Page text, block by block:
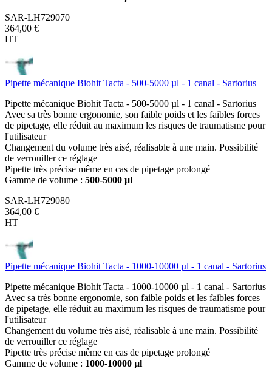
SAR-LH729070
364,00 €
HT
Pipette mécanique Biohit Tacta - 500-5000 µl - 1 canal - Sartorius
Pipette mécanique Biohit Tacta - 500-5000 µl - 1 canal - Sartorius
Avec sa très bonne ergonomie, son faible poids et les faibles forces
de pipetage, elle réduit au maximum les risques de traumatisme pour
l'utilisateur
Changement du volume très aisé, réalisable à une main. Possibilité
de verrouiller ce réglage
Pipette très précise même en cas de pipetage prolongé
Gamme de volume : 500-5000 µl
SAR-LH729080
364,00 €
HT
Pipette mécanique Biohit Tacta - 1000-10000 µl - 1 canal - Sartorius
Pipette mécanique Biohit Tacta - 1000-10000 µl - 1 canal - Sartorius
Avec sa très bonne ergonomie, son faible poids et les faibles forces
de pipetage, elle réduit au maximum les risques de traumatisme pour
l'utilisateur
Changement du volume très aisé, réalisable à une main. Possibilité
de verrouiller ce réglage
Pipette très précise même en cas de pipetage prolongé
Gamme de volume : 1000-10000 µl